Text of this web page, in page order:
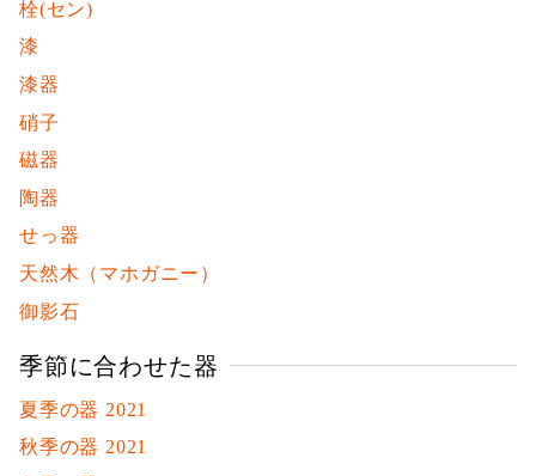
栓(セン)
漆
漆器
硝子
磁器
陶器
せっ器
天然木（マホガニー）
御影石
季節に合わせた器
夏季の器 2021
秋季の器 2021